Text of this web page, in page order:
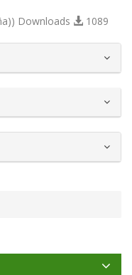
Downloads 1089